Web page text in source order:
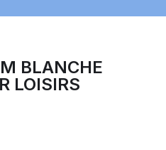
BLANCHE
LOISIRS